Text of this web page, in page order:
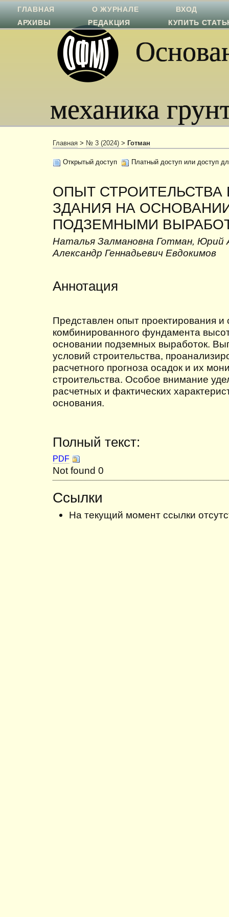
механика
ГЛАВНАЯ О ЖУРНАЛЕ
ВХОД
АРХИВЫ
РЕДАКЦИЯ КУПИТЬ
Главная > № 3 (2024) > Готман
Открытый доступ Платный доступ или доступ
ОПЫТ
ЗДАНИЯ НА
ПОДЗЕМНЫМИ
Наталья Залмановна Готман, Юрий
Александр Геннадьевич Евдокимов
Аннотация
Представлен опыт проектирования и
комбинированного фундамента
основании подземных выработок.
условий строительства,
расчетного прогноза осадок и их
строительства. Особое внимание
расчетных и фактических
основания.
Полный текст:
PDF
Not found 0
Ссылки
На текущий момент ссылки